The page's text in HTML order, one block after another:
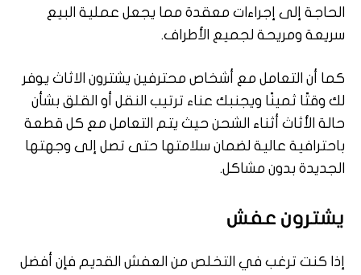
الحاجة إلى إجراءات معقدة مما يجعل عملية البيع
سريعة ومريحة لجميع الأطراف.
كما أن التعامل مع أشخاص محترفين يشترون الاثاث يوفر
لك وقتًا ثمينًا ويجنبك عناء ترتيب النقل أو القلق بشأن
حالة الأثاث أثناء الشحن حيث يتم التعامل مع كل قطعة
باحترافية عالية لضمان سلامتها حتى تصل إلى وجهتها
الجديدة بدون مشاكل.
يشترون عفش
إذا كنت ترغب في التخلص من العفش القديم فإن أفضل